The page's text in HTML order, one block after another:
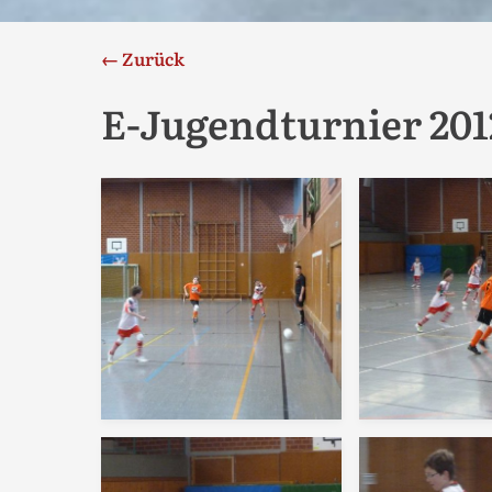
← Zurück
E-Jugendturnier